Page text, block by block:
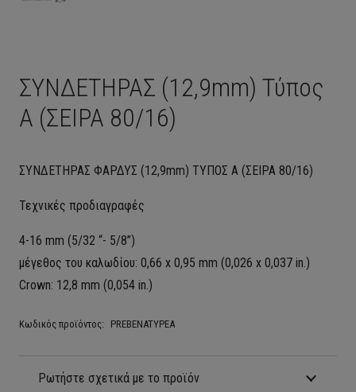
ΣΥΝΔΕΤΗΡΑΣ (12,9mm) Τύπος
Α (ΣΕΙΡΑ 80/16)
ΣΥΝΔΕΤΗΡΑΣ ΦΑΡΔΥΣ (12,9mm) ΤΥΠΟΣ Α (ΣΕΙΡΑ 80/16)
Τεχνικές προδιαγραφές
4-16 mm (5/32 “- 5/8”)
μέγεθος του καλωδίου: 0,66 x 0,95 mm (0,026 x 0,037 in.)
Crown: 12,8 mm (0,054 in.)
Κωδικός προϊόντος: PREBENATYPEA
Ρωτήστε σχετικά με το προϊόν